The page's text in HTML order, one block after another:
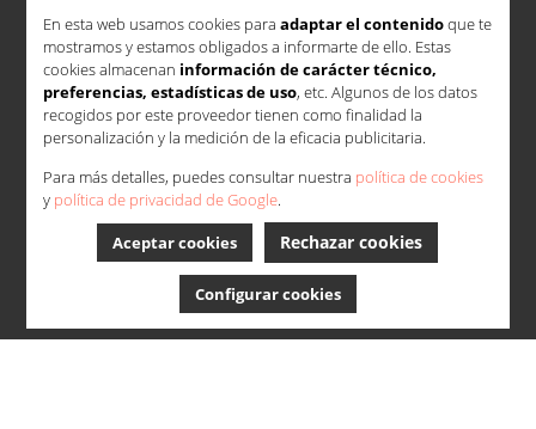
En esta web usamos cookies para adaptar el contenidoque te
mostramos y estamos obligados a informarte de ello. Estas
cookies almacenan información de carácter técnico,
preferencias, estadísticas de uso, etc. Algunos de los datos
recogidos por este proveedor tienen como finalidad la
personalización y la medición de la eficacia publicitaria.
Para más detalles, puedes consultar nuestra política de cookies
y política de privacidad de Google.
Aceptar cookies
Rechazar cookies
Configurar cookies